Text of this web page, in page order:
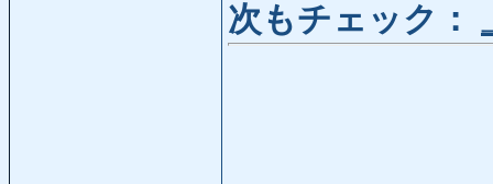
次もチェック：